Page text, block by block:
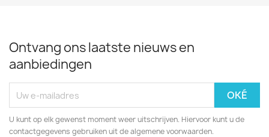
Ontvang ons laatste nieuws en
aanbiedingen
U kunt op elk gewenst moment weer uitschrijven. Hiervoor kunt u de
contactgegevens gebruiken uit de algemene voorwaarden.